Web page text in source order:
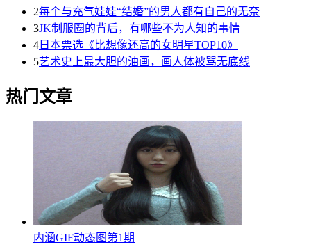
2每个与充气娃娃“结婚”的男人都有自己的无奈
3JK制服圈的背后，有哪些不为人知的事情
4 日本票选《比想像还高的女明星TOP10》
5艺术史上最大胆的油画，画人体被骂无底线
热门文章
内涵GIF动态图第1期